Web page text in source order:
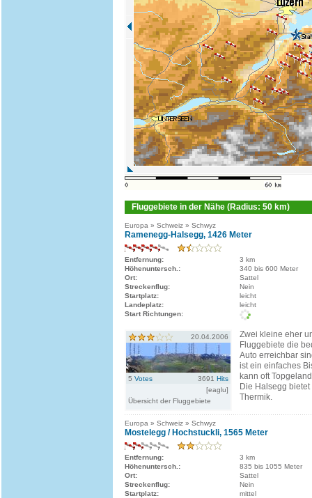
Fluggebiete in der Nähe (Radius: 50 km)
Europa » Schweiz » Schwyz
Ramenegg-Halsegg, 1426 Meter
Entfernung:
3 km
Höhenuntersch.:
340 bis 600 Meter
Ort:
Sattel
Streckenflug:
Nein
Startplatz:
leicht
Landeplatz:
leicht
Start Richtungen:
20.04.2006
5 Votes 3691 Hits
[eaglu]
Übersicht der Fluggebiete
Zwei kleine eher
Fluggebiete die
Auto erreichbar
ist ein einfaches
kann oft
Die Halsegg
Thermik.
Europa » Schweiz » Schwyz
Mostelegg / Hochstuckli, 1565 Meter
Entfernung:
3 km
Höhenuntersch.:
835 bis 1055 Meter
Ort:
Sattel
Streckenflug:
Nein
Startplatz:
mittel